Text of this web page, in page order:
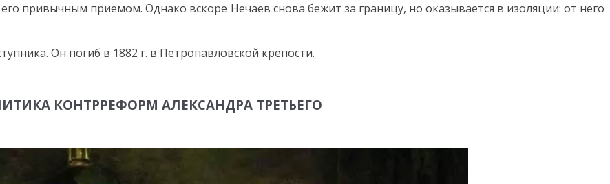
привычным приемом. Однако вскоре Нечаев снова бежит за границу, но оказывается в изоляции: от него
Он погиб в 1882 г. в Петропавловской крепости.
КОНТРРЕФОРМ АЛЕКСАНДРА ТРЕТЬЕГО